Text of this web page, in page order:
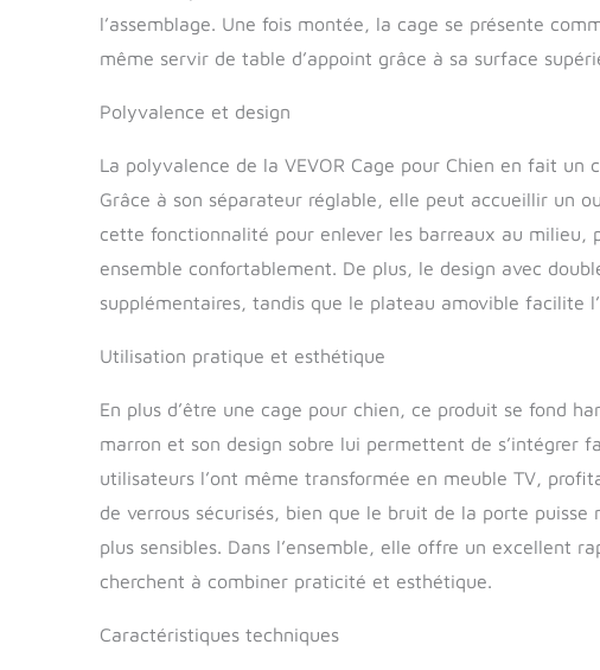
l’assemblage. Une fois montée, la cage se présente
même servir de table d’appoint grâce à sa surface
Polyvalence et design
La polyvalence de la VEVOR Cage pour Chien en fait
Grâce à son séparateur réglable, elle peut accueillir un
cette fonctionnalité pour enlever les barreaux au milieu,
ensemble confortablement. De plus, le design avec
supplémentaires, tandis que le plateau amovible facilite
Utilisation pratique et esthétique
En plus d’être une cage pour chien, ce produit se fond
marron et son design sobre lui permettent de s’intégrer
utilisateurs l’ont même transformée en meuble TV,
de verrous sécurisés, bien que le bruit de la porte
plus sensibles. Dans l’ensemble, elle offre un excellent
cherchent à combiner praticité et esthétique.
Caractéristiques techniques